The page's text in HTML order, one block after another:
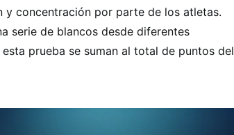
y concentración por parte de los atletas.
serie de blancos desde diferentes
prueba se suman al total de puntos del